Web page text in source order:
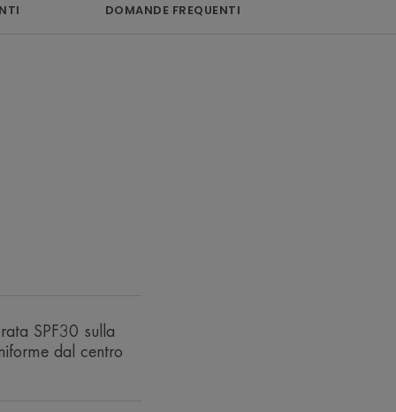
e luminoso.
l'incarnato, per un effetto “glow”
protegge anche la pelle
ambientali (UV, radicali
DOMANDE FREQUENTI
SPF30 sulla
dal centro